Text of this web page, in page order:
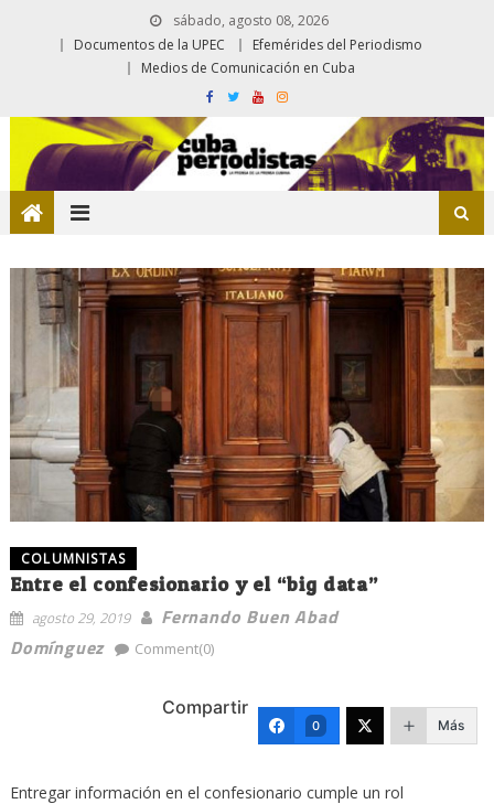
sábado, agosto 08, 2026
Documentos de la UPEC
Efemérides del Periodismo
Medios de Comunicación en Cuba
COLUMNISTAS
Entre el confesionario y el “big data”
agosto 29, 2019
Fernando Buen Abad
Domínguez
Comment(0)
Compartir
0 Más
Entregar información en el confesionario cumple un rol